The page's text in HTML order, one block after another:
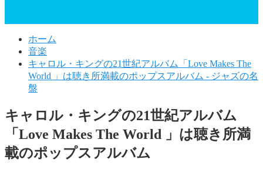
ホーム
音楽
キャロル・キングの21世紀アルバム「Love Makes The
World 」は聴き所満載のポップスアルバム - ジャズの名
盤
キャロル・キングの21世紀アルバム
「Love Makes The World 」は聴き所満
載のポップスアルバム